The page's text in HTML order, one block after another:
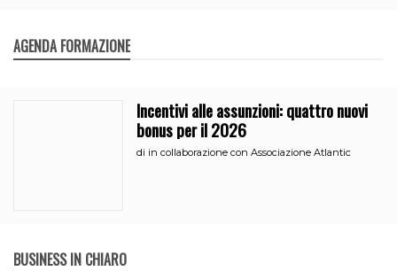
AGENDA FORMAZIONE
Incentivi alle assunzioni: quattro nuovi
bonus per il 2026
di in collaborazione con Associazione Atlantic
BUSINESS IN CHIARO